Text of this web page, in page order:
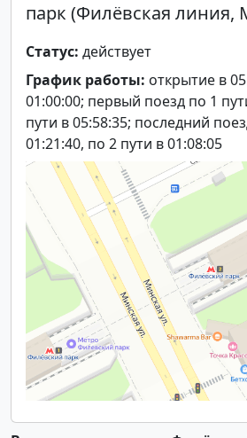
парк (Филёвская линия,
Статус: действует
График работы: открытие в
01:00:00; первый поезд по 1
пути в 05:58:35; последний
01:21:40, по 2 пути в 01:08:05